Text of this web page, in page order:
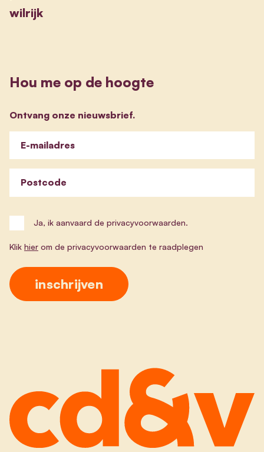
wilrijk
Hou me op de hoogte
Ontvang onze nieuwsbrief.
E-mailadres
Postcode
Ja, ik aanvaard de privacyvoorwaarden.
Klik hier om de privacyvoorwaarden te raadplegen